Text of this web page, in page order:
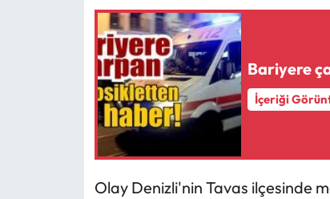
Bariyere
İçeriği
Olay Denizli'nin Tavas ilçesinde
HABER İLAN